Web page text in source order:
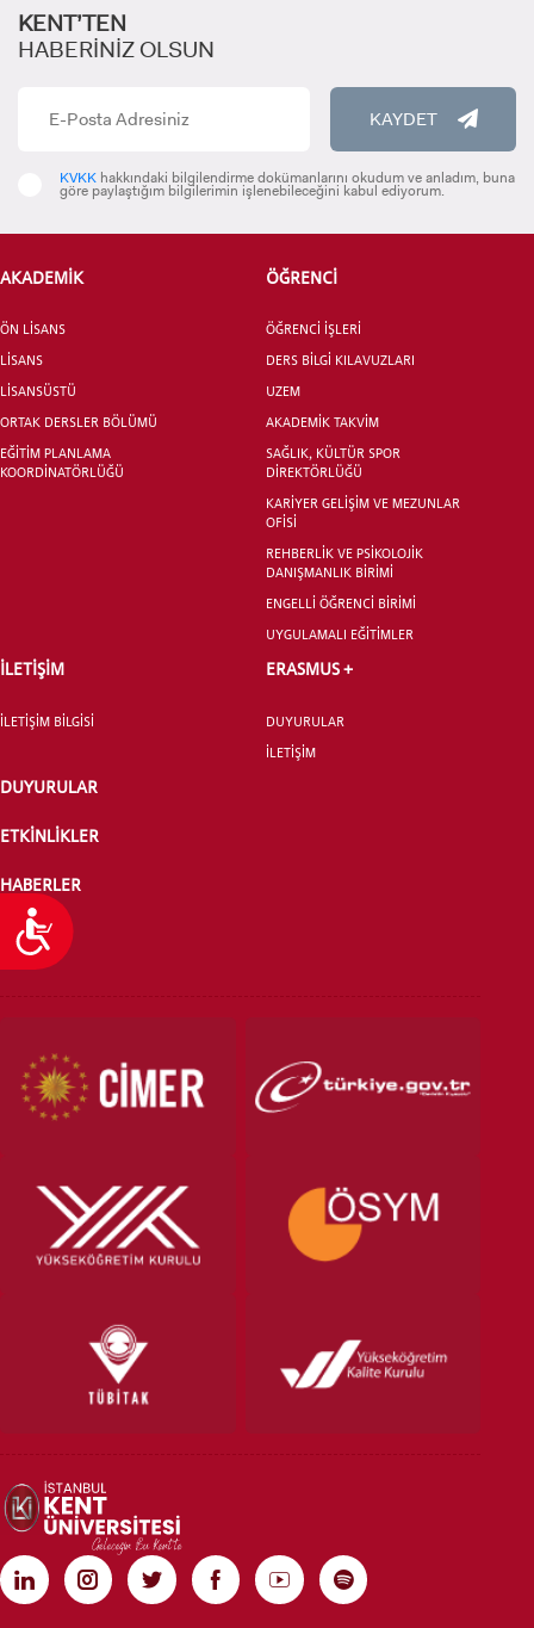
Ulaşılabilirlik
ADAYLARI
ÖNLİSANS ve
LİSANS ADAY ÖĞRENCİ
KENT’TEN
HABERİNİZ OLSUN
KAYDET
KVKK hakkındaki bilgilendirme dokümanlarını okudum ve anladım, buna
göre paylaştığım bilgilerimin işlenebileceğini kabul ediyorum.
AKADEMİK
ÖN LİSANS
LİSANS
LİSANSÜSTÜ
ORTAK DERSLER BÖLÜMÜ
EĞİTİM PLANLAMA
KOORDİNATÖRLÜĞÜ
ÖĞRENCİ
ÖĞRENCİ İŞLERİ
DERS BİLGİ KILAVUZLARI
UZEM
AKADEMİK TAKVİM
SAĞLIK, KÜLTÜR SPOR
DİREKTÖRLÜĞÜ
KARİYER GELİŞİM VE MEZUNLAR
OFİSİ
REHBERLİK VE PSİKOLOJİK
DANIŞMANLIK BİRİMİ
ENGELLİ ÖĞRENCİ BİRİMİ
UYGULAMALI EĞİTİMLER
İLETİŞİM
İLETİŞİM BİLGİSİ
ERASMUS +
DUYURULAR
İLETİŞİM
DUYURULAR
ETKİNLİKLER
HABERLER
PUANTAJ